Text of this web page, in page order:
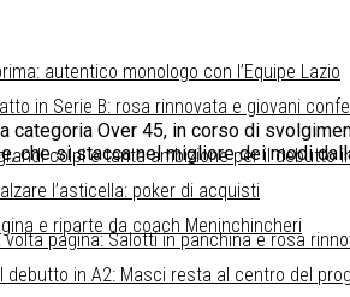
autentico monologo con l’Equipe Lazio
colpi e tanta ambizione per il debutto
volta pagina: Salotti in panchina e rosa
in Serie B: rosa rinnovata e giovani
l’asticella: poker di acquisti
debutto in A2: Masci resta al centro del
e riparte da coach Meninchincheri
categoria Over 45, in corso di
che si stacca nel migliore dei modi